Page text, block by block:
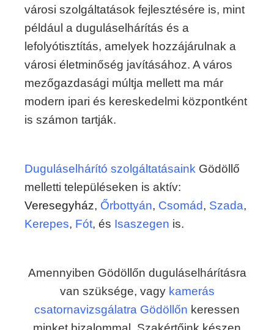
városi szolgáltatások fejlesztésére is, mint
például a duguláselhárítás és a
lefolyótisztítás, amelyek hozzájárulnak a
városi életminőség javításához. A város
mezőgazdasági múltja mellett ma már
modern ipari és kereskedelmi központként
is számon tartják.
Duguláselhárító szolgáltatásaink Gödöllő
melletti településeken is aktív:
Veresegyház, Őrbottyán, Csomád, Szada,
Kerepes, Fót, és Isaszegen is.
Amennyiben Gödöllőn duguláselhárításra
van szüksége, vagy kamerás
csatornavizsgálatra Gödöllőn keressen